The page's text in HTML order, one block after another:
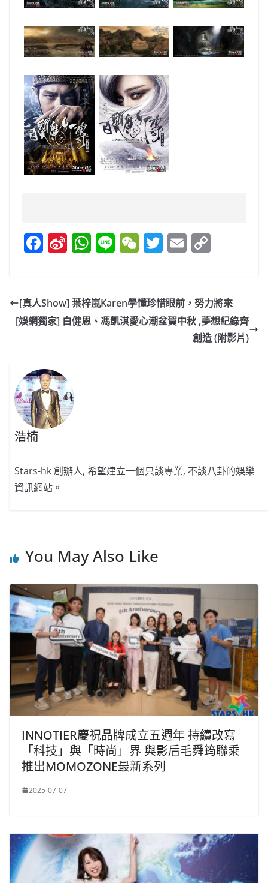
F
e
b
k
Si
W
ei
W
s
A
Li W
h
at
T
er
E
l y
Li
n
[真人Show] 葉梓嵐Karen學懂珍惜眼前，努力將來
[娛網獨家] 白健恩、馮凱淇愛心潮盆賀中秋 ,夢想紀錄齊
創造 (附影片)
浩楠
Stars-hk 創辦人, 希望建立一個只談專業, 不談八卦的娛樂
資訊網站。
You May Also Like
INNOTIER慶祝品牌成立五週年 持續改寫
「科技」與「時尚」界 與影后毛舜筠聯乘
推出MOMOZONE最新系列
2025-07-07